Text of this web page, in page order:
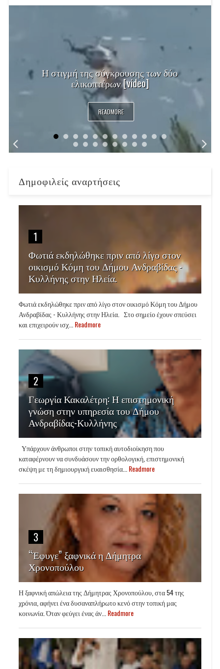
Η στιγμή της σύγκρουσης των δύο
ελικοπτέρων [video]
READMORE
Δημοφιλείς αναρτήσεις
1
Φωτιά εκδηλώθηκε πριν από λίγο στον
οικισμό Κόμη του Δήμου Ανδραβίδας -
Κυλλήνης στην Ηλεία.
Φωτιά εκδηλώθηκε πριν από λίγο στον οικισμό Κόμη του Δήμου
Ανδραβίδας - Κυλλήνης στην Ηλεία. Στο σημείο έχουν σπεύσει
και επιχειρούν ισχ... Readmore
2
Γεωργία Κακαλέτρη: Η επιστημονική
γνώση στην υπηρεσία του Δήμου
Ανδραβίδας-Κυλλήνης
Υπάρχουν άνθρωποι στην τοπική αυτοδιοίκηση που
καταφέρνουν να συνδυάσουν την ορθολογική, επιστημονική
σκέψη με τη δημιουργική ευαισθησία... Readmore
3
“Έφυγε” ξαφνικά η Δήμητρα
Χρονοπούλου
Η ξαφνική απώλεια της Δήμητρας Χρονοπούλου, στα 54 της
χρόνια, αφήνει ένα δυσαναπλήρωτο κενό στην τοπική μας
κοινωνία. Όταν φεύγει ένας άν... Readmore